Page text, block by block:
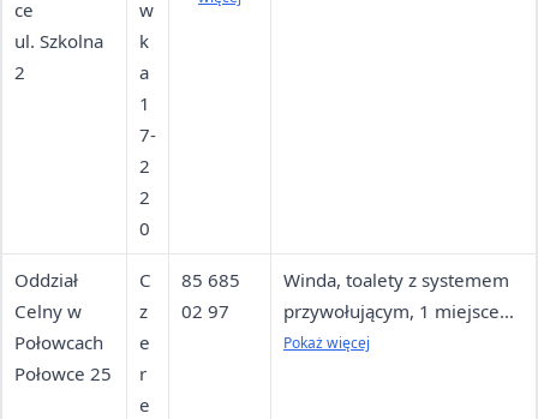
ce
ul. Szkolna
2
w
k
a
1
7-
2
2
0
575, 539
Oddział
Celny w
Połowcach
Połowce 25
C
z
e
r
e
85 685
02 97
Winda, toalety z systemem
przywołującym, 1 miejsce
parkingowe dla osób
Pokaż więcej